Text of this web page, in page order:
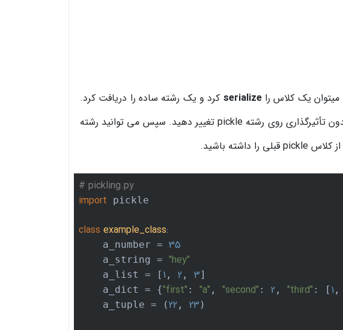
میتوان یک کلاس راserialize کرد و یک رشته ساده را دریافت کرد.
بعد از انتخاب کلاس ، می توانید مقدار ویژگیهای آن را بدون تأثیرگذاری روی رشته pickle تغییر دهید. سپس می توانید رشته
# pickling.py
import pickle
class example_class:
    a_number =
35
    a_string =
"hey"
    a_list = [
1 , 2 , 3]
    a_dict = {
"first" : "a" , "second" : 2 , "third" : [ 1 ,
    a_tuple = (
22 , 23 )